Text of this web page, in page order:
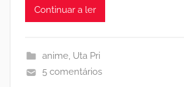
Continuar a ler
anime, Uta Pri
5 comentários